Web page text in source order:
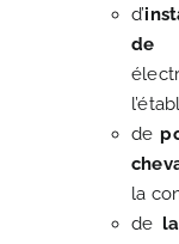
d’
de
de
la
de